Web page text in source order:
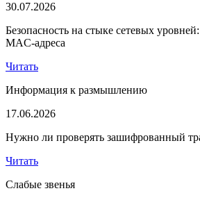
30.07.2026
Безопасность на стыке сетевых
MAC-адреса
Читать
Информация к размышлению
17.06.2026
Нужно ли проверять зашифрованный
Читать
Слабые звенья